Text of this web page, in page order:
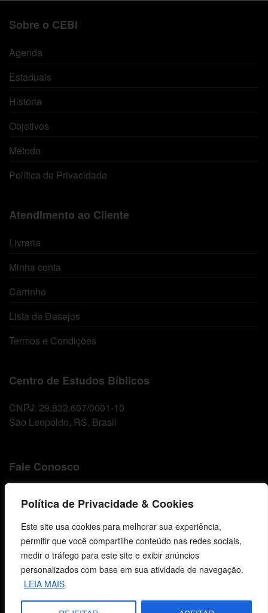
Política de Privacidade & Cookies
Este site usa cookies para melhorar sua experiência,
permitir que você compartilhe conteúdo nas redes sociais,
medir o tráfego para este site e exibir anúncios
personalizados com base em sua atividade de navegação.
LEIA MAIS
Sobre o CEBI
Agenda
Estaduais
História
Objetivos
Método
Política de Privacidade
Atendimento ao Cliente
Livraria
Minha conta
Carrinho
Lista de Desejos
Termos e Condições
Centro de Estudos Bíblicos
CNPJ: 29.832.607/0001-10
São Leopoldo, RS, Brasil
Fale Conosco
vendas@cebi.org.br
comunicacao@cebi.org.br
WhatsApp / Vendas
+55 (51) 99734-4518
WhatsApp / Comunicação
+55 (51) 99799-3041